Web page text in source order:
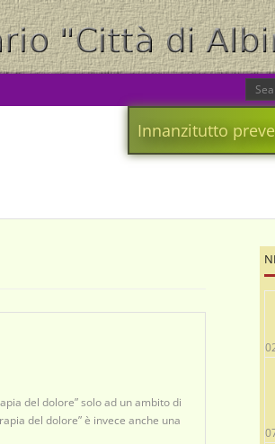
Innanzitutto
del dolore” solo ad un ambito di
del dolore” è invece anche una